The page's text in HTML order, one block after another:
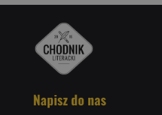
Napisz do nas